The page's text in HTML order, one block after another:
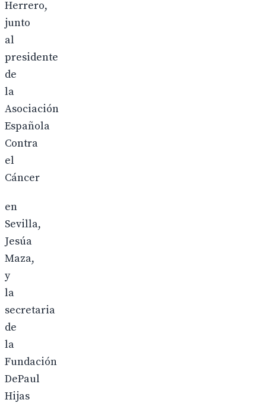
Herrero,
junto
al
presidente
de
la
Asociación
Española
Contra
el
Cáncer
en
Sevilla,
Jesúa
Maza,
y
la
secretaria
de
la
Fundación
DePaul
Hijas